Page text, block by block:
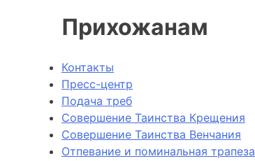
Прихожанам
Контакты
Пресс-центр
Подача треб
Совершение Таинства Крещения
Совершение Таинства Венчания
Отпевание и поминальная трапеза